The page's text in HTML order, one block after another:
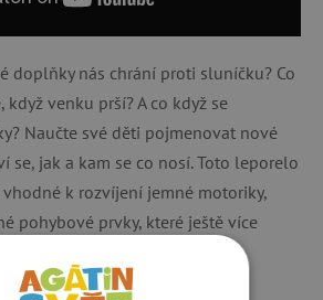
doplňky nás chrání proti sluníčku? Co
když venku prší? A co když se
Naučte své děti pojmenovat nové
se, jak a kam se co nosí. Toto leporelo
k rozvíjení jemné motoriky,
pohybové prvky, které ještě více